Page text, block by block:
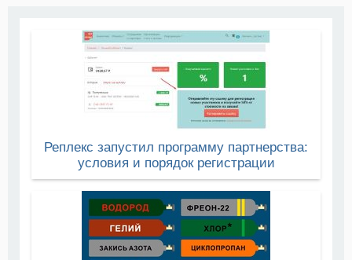
Реплекс запустил программу партнерства:
условия и порядок регистрации